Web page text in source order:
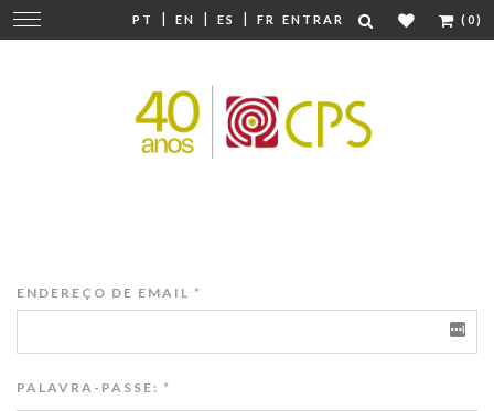
PT | EN | ES | FR ENTRAR (0)
Mudar
navegação
ENDEREÇO DE EMAIL *
PALAVRA-PASSE: *